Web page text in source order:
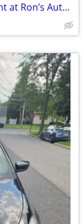
2015 Dodge Dart SE Used Cars Vermont at Ron’s Auto Vt